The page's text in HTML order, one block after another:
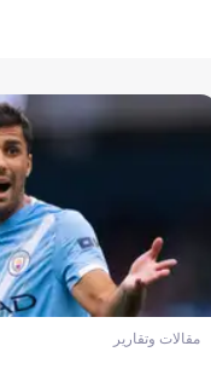
مقالات وتقارير